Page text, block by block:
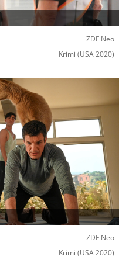
ZDF Neo
Krimi (USA 2020)
ZDF Neo
Krimi (USA 2020)